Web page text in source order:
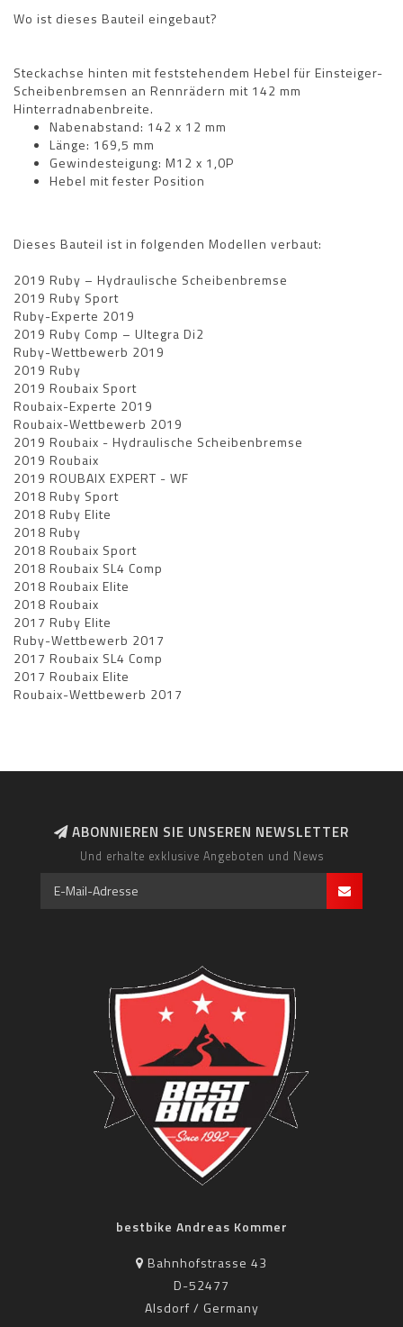
Wo ist dieses Bauteil eingebaut?
Steckachse hinten mit feststehendem Hebel für Einsteiger-
Scheibenbremsen an Rennrädern mit 142 mm
Hinterradnabenbreite.
Nabenabstand: 142 x 12 mm
Länge: 169,5 mm
Gewindesteigung: M12 x 1,0P
Hebel mit fester Position
Dieses Bauteil ist in folgenden Modellen verbaut:
2019 Ruby – Hydraulische Scheibenbremse
2019 Ruby Sport
Ruby-Experte 2019
2019 Ruby Comp – Ultegra Di2
Ruby-Wettbewerb 2019
2019 Ruby
2019 Roubaix Sport
Roubaix-Experte 2019
Roubaix-Wettbewerb 2019
2019 Roubaix - Hydraulische Scheibenbremse
2019 Roubaix
2019 ROUBAIX EXPERT - WF
2018 Ruby Sport
2018 Ruby Elite
2018 Ruby
2018 Roubaix Sport
2018 Roubaix SL4 Comp
2018 Roubaix Elite
2018 Roubaix
2017 Ruby Elite
Ruby-Wettbewerb 2017
2017 Roubaix SL4 Comp
2017 Roubaix Elite
Roubaix-Wettbewerb 2017
ABONNIEREN SIE UNSEREN NEWSLETTER
Und erhalte exklusive Angeboten und News
bestbike Andreas Kommer
Bahnhofstrasse 43
D-52477
Alsdorf / Germany